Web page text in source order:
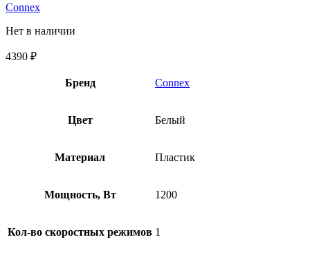
Connex
Нет в наличии
4390 ₽
Бренд Connex
Цвет Белый
Материал Пластик
Мощность, Вт 1200
Кол-во скоростных режимов 1